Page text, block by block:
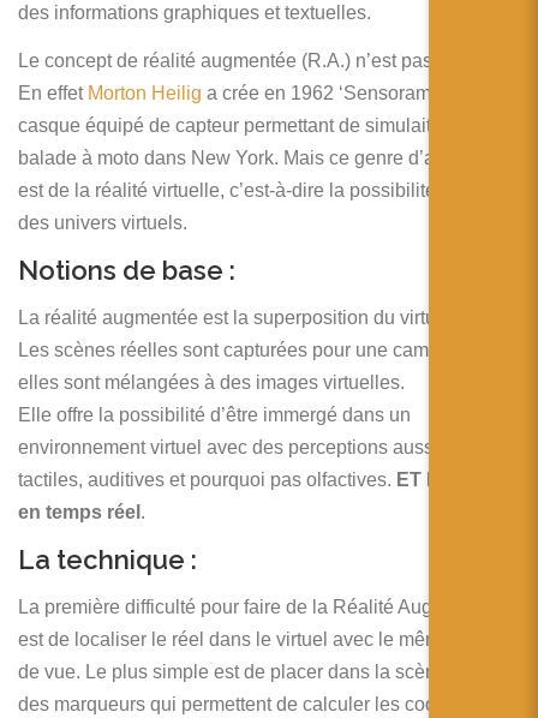
des informations graphiques et textuelles.
Le concept de réalité augmentée (R.A.) n’est pas récent.
En effet Morton Heilig a crée en 1962 ‘Sensorama’un
casque équipé de capteur permettant de simulait une
balade à moto dans New York. Mais ce genre d’application
est de la réalité virtuelle, c’est-à-dire la possibilité de visiter
des univers virtuels.
Notions de base :
La réalité augmentée est la superposition du virtuel au réel.
Les scènes réelles sont capturées pour une caméra et
elles sont mélangées à des images virtuelles.
Elle offre la possibilité d’être immergé dans un
environnement virtuel avec des perceptions aussi bien
tactiles, auditives et pourquoi pas olfactives. ET bien sûr
en temps réel .
La technique :
La première difficulté pour faire de la Réalité Augmentée
est de localiser le réel dans le virtuel avec le même point
de vue. Le plus simple est de placer dans la scène réelle
des marqueurs qui permettent de calculer les coordonnées